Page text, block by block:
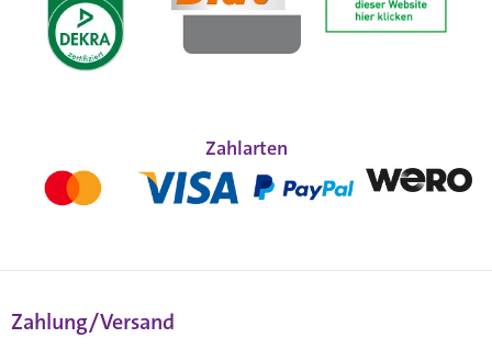
Zahlarten
Zahlung/Versand